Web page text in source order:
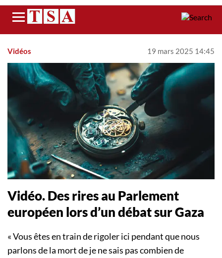
Menu
Vidéos 19 mars 2025 14:45
Vidéo. Des rires au Parlement
européen lors d’un débat sur Gaza
« Vous êtes en train de rigoler ici pendant que nous
parlons de la mort de je ne sais pas combien de